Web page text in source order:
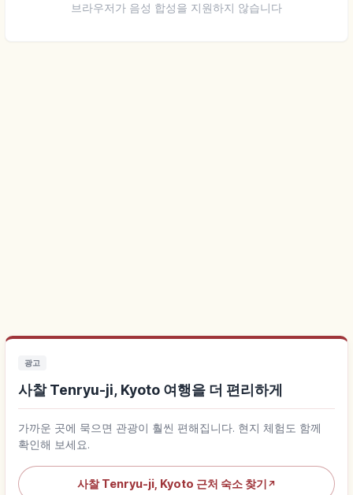
브라우저가 음성 합성을 지원하지 않습니다
광고
사찰 Tenryu-ji, Kyoto 여행을 더 편리하게
가까운 곳에 묵으면 관광이 훨씬 편해집니다. 현지 체험도 함께
확인해 보세요.
사찰 Tenryu-ji, Kyoto 근처 숙소 찾기 ↗